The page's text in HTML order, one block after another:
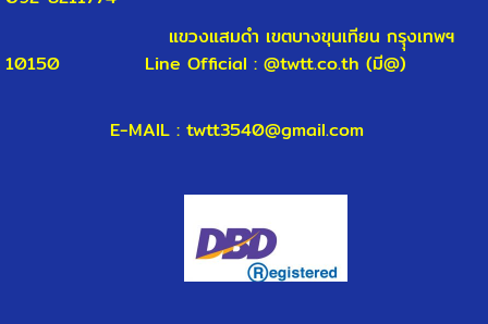
แขวงแสมดำ เขตบางขุนเทียน กรุุงเทพฯ
10150
Line Official : @twtt.co.th (มี@)
E-MAIL : twtt3540@gmail.com